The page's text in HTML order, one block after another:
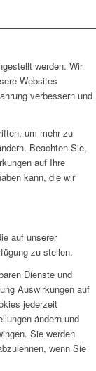
werden. Wir
Websites
verbessern und
um mehr zu
Beachten Sie,
auf Ihre
kann, die wir
auf unserer
zu stellen.
Dienste und
Auswirkungen auf
jederzeit
ändern und
Sie werden
wenn Sie